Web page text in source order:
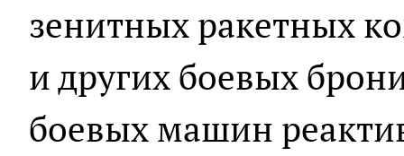
зенитных ракетных
и других боевых
боевых машин